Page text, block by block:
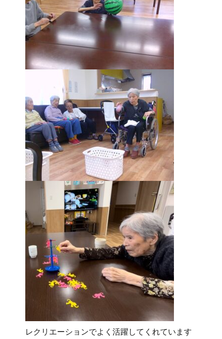
レクリエーションでよく活躍してくれています